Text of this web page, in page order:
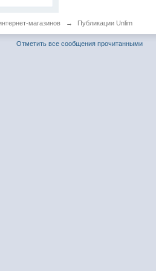
магазинов → Публикации Unlim
Отметить все сообщения прочитанными